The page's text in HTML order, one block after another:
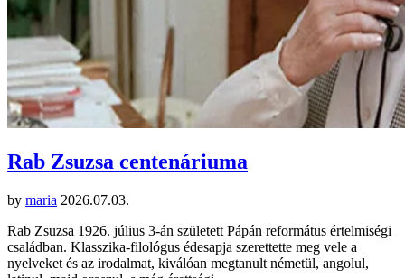
Rab Zsuzsa centenáriuma
by maria 2026.07.03.
Rab Zsuzsa 1926. július 3-án született Pápán református értelmiségi
családban. Klasszika-filológus édesapja szerettette meg vele a
nyelveket és az irodalmat, kiválóan megtanult németül, angolul,